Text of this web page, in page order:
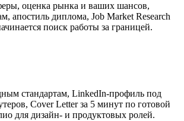
оценка рынка и ваших шансов,
апостиль диплома, Job Market Research
поиск работы за границей.
стандартам, LinkedIn-профиль под
Cover Letter за 5 минут по готовой
для дизайн- и продуктовых ролей.